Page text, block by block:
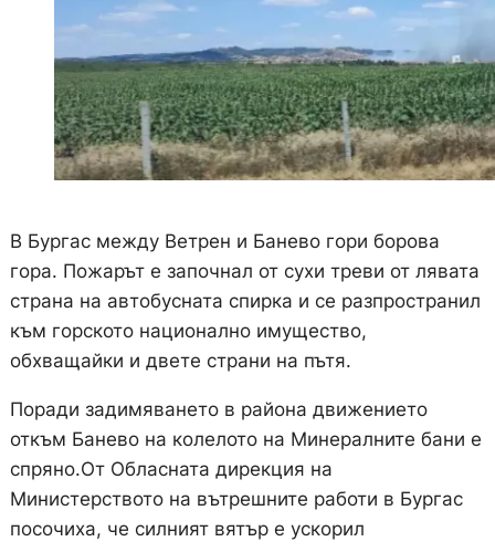
В Бургас между Ветрен и Банево гори борова
гора. Пожарът е започнал от сухи треви от лявата
страна на автобусната спирка и се разпространил
към горското национално имущество,
обхващайки и двете страни на пътя.
Поради задимяването в района движението
откъм Банево на колелото на Минералните бани е
спряно.От Обласната дирекция на
Министерството на вътрешните работи в Бургас
посочиха, че силният вятър е ускорил